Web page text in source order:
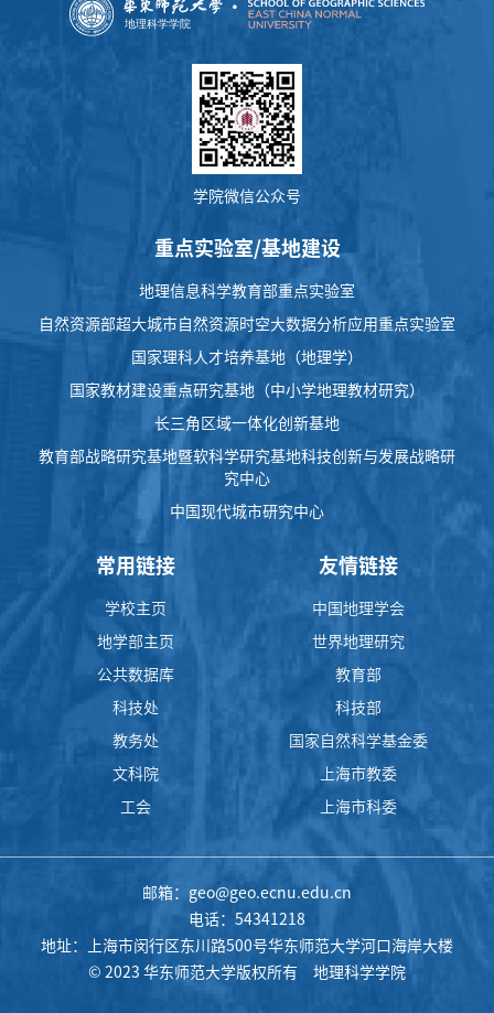
学院微信公众号
重点实验室/基地建设
地理信息科学教育部重点实验室
自然资源部超大城市自然资源时空大数据分析应用重点实验室
国家理科人才培养基地（地理学）
国家教材建设重点研究基地（中小学地理教材研究）
长三角区域一体化创新基地
教育部战略研究基地暨软科学研究基地科技创新与发展战略研
究中心
中国现代城市研究中心
常用链接
学校主页
地学部主页
公共数据库
科技处
教务处
文科院
工会
友情链接
中国地理学会
世界地理研究
教育部
科技部
国家自然科学基金委
上海市教委
上海市科委
邮箱：geo@geo.ecnu.edu.cn
电话：54341218
地址：上海市闵行区东川路500号华东师范大学河口海岸大楼
© 2023 华东师范大学版权所有 地理科学学院